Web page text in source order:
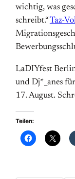
wichtig, was
schreibt.“Taz-
LaDIYfest
und Dj*_anes
17. August.
Teilen: